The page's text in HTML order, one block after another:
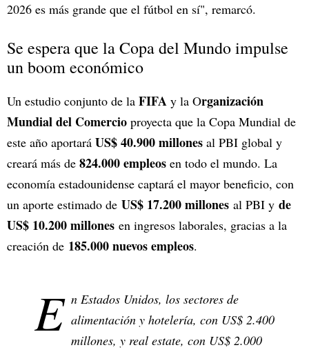
2026 es más grande que el fútbol en sí", remarcó.
Se espera que la Copa del Mundo impulse
un boom económico
Un estudio conjunto de la FIFA y la Organización
Mundial del Comercio proyecta que la Copa Mundial de
este año aportará US$ 40.900 millones al PBI global y
creará más de 824.000 empleos en todo el mundo. La
economía estadounidense captará el mayor beneficio, con
un aporte estimado de US$ 17.200 millones al PBI y de
US$ 10.200 millones en ingresos laborales, gracias a la
creación de 185.000 nuevos empleos.
E n Estados Unidos, los sectores de
alimentación y hotelería, con US$ 2.400
millones, y real estate, con US$ 2.000